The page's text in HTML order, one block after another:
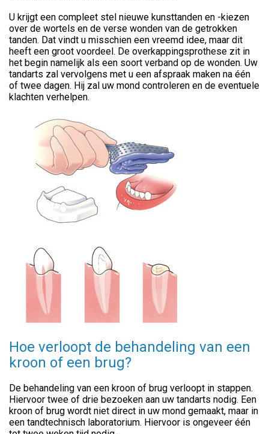
U krijgt een compleet stel nieuwe kunsttanden en -kiezen
over de wortels en de verse wonden van de getrokken
tanden. Dat vindt u misschien een vreemd idee, maar dit
heeft een groot voordeel. De overkappingsprothese zit in
het begin namelijk als een soort verband op de wonden. Uw
tandarts zal vervolgens met u een afspraak maken na één
of twee dagen. Hij zal uw mond controleren en de eventuele
klachten verhelpen.
Hoe verloopt de behandeling van een
kroon of een brug?
De behandeling van een kroon of brug verloopt in stappen.
Hiervoor twee of drie bezoeken aan uw tandarts nodig. Een
kroon of brug wordt niet direct in uw mond gemaakt, maar in
een tandtechnisch laboratorium. Hiervoor is ongeveer één